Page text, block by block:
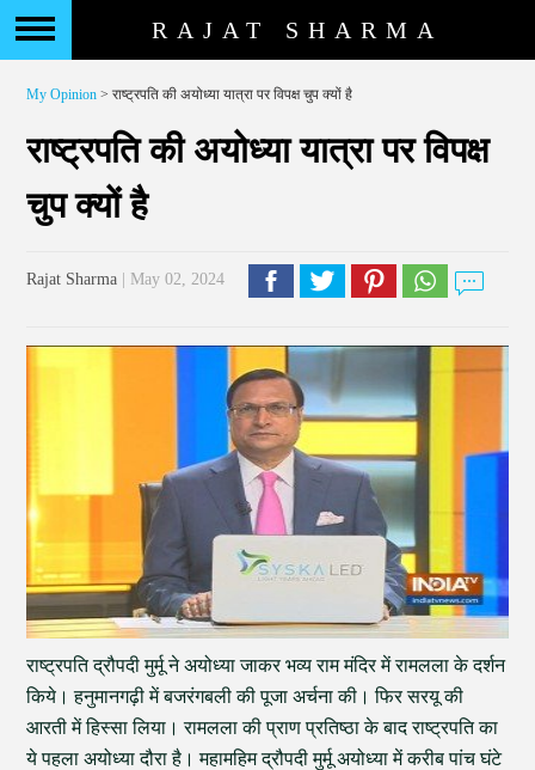
RAJAT SHARMA
My Opinion > राष्ट्रपति की अयोध्या यात्रा पर विपक्ष चुप क्यों है
राष्ट्रपति की अयोध्या यात्रा पर विपक्ष
चुप क्यों है
Rajat Sharma | May 02, 2024
राष्ट्रपति द्रौपदी मुर्मू ने अयोध्या जाकर भव्य राम मंदिर में रामलला के दर्शन
किये। हनुमानगढ़ी में बजरंगबली की पूजा अर्चना की। फिर सरयू की
आरती में हिस्सा लिया। रामलला की प्राण प्रतिष्ठा के बाद राष्ट्रपति का
ये पहला अयोध्या दौरा है। महामहिम द्रौपदी मुर्मू अयोध्या में करीब पांच घंटे